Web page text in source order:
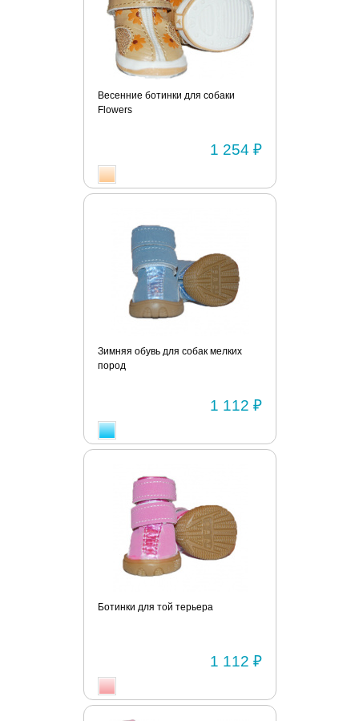
Весенние ботинки для собаки
Flowers
1 254 ₽
Зимняя обувь для собак мелких
пород
1 112 ₽
Ботинки для той терьера
1 112 ₽